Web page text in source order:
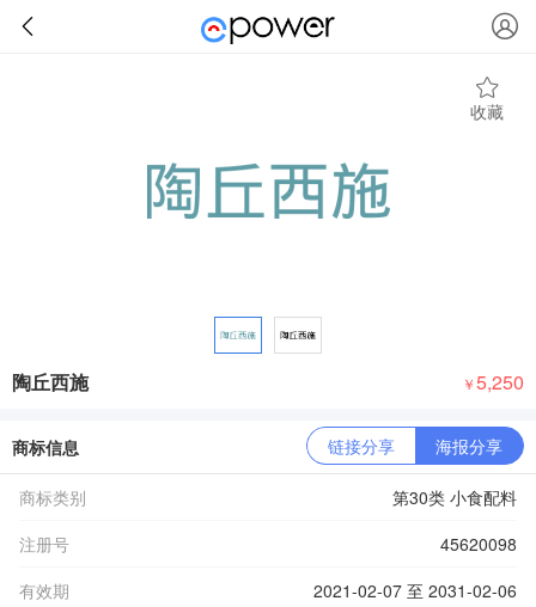
收藏
陶丘西施 ￥5,250
商标信息 链接分享 海报分享
商标类别
第30类 小食配料
注册号
45620098
有效期
2021-02-07 至 2031-02-06